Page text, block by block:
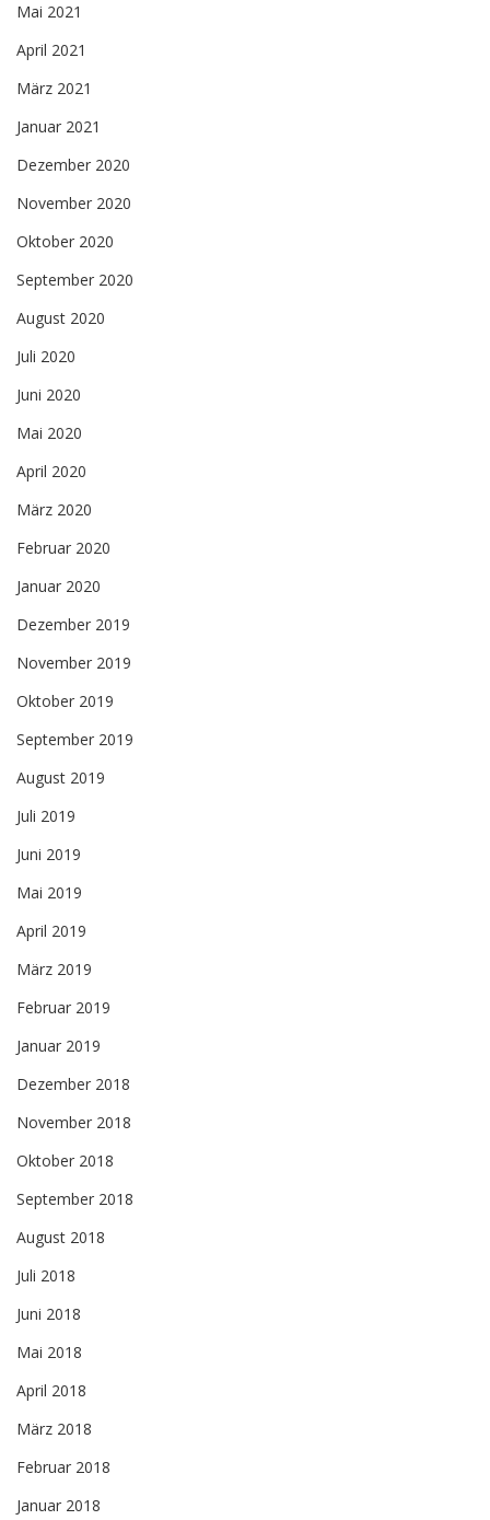
Mai 2021
April 2021
März 2021
Januar 2021
Dezember 2020
November 2020
Oktober 2020
September 2020
August 2020
Juli 2020
Juni 2020
Mai 2020
April 2020
März 2020
Februar 2020
Januar 2020
Dezember 2019
November 2019
Oktober 2019
September 2019
August 2019
Juli 2019
Juni 2019
Mai 2019
April 2019
März 2019
Februar 2019
Januar 2019
Dezember 2018
November 2018
Oktober 2018
September 2018
August 2018
Juli 2018
Juni 2018
Mai 2018
April 2018
März 2018
Februar 2018
Januar 2018